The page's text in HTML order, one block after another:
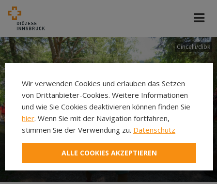
Cincelli/dibk
Neuer Pilgerweg Via
Laudato si’
Wir verwenden Cookies und erlauben das Setzen
von Drittanbieter-Cookies. Weitere Informationen
und wie Sie Cookies deaktivieren können finden Sie
hier. Wenn Sie mit der Navigation fortfahren,
stimmen Sie der Verwendung zu. Datenschutz
ALLE COOKIES AKZEPTIEREN